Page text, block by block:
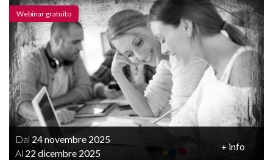
Dal 24 novembre 2025
Al 22 dicembre 2025
+ info
Webinar gratuito